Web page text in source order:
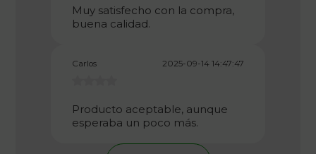
Muy satisfecho con la compra,
buena calidad.
Carlos 2025-09-14 14:47:47
Producto aceptable, aunque
esperaba un poco más.